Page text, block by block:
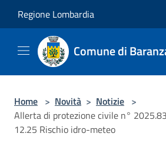
Regione Lombardia
Comune di
Home > Novità > Notizie >
Allerta di protezione civile n°
12.25 Rischio idro-meteo